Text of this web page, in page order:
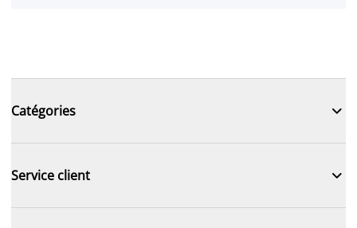
Catégories 
Service client 